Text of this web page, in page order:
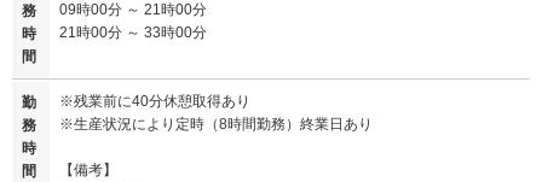
務
時
間
09時00分 ～ 21時00分
21時00分 ～ 33時00分
勤
務
時
間
※残業前に40分休憩取得あり
※生産状況により定時（8時間勤務）終業日あり
【備考】